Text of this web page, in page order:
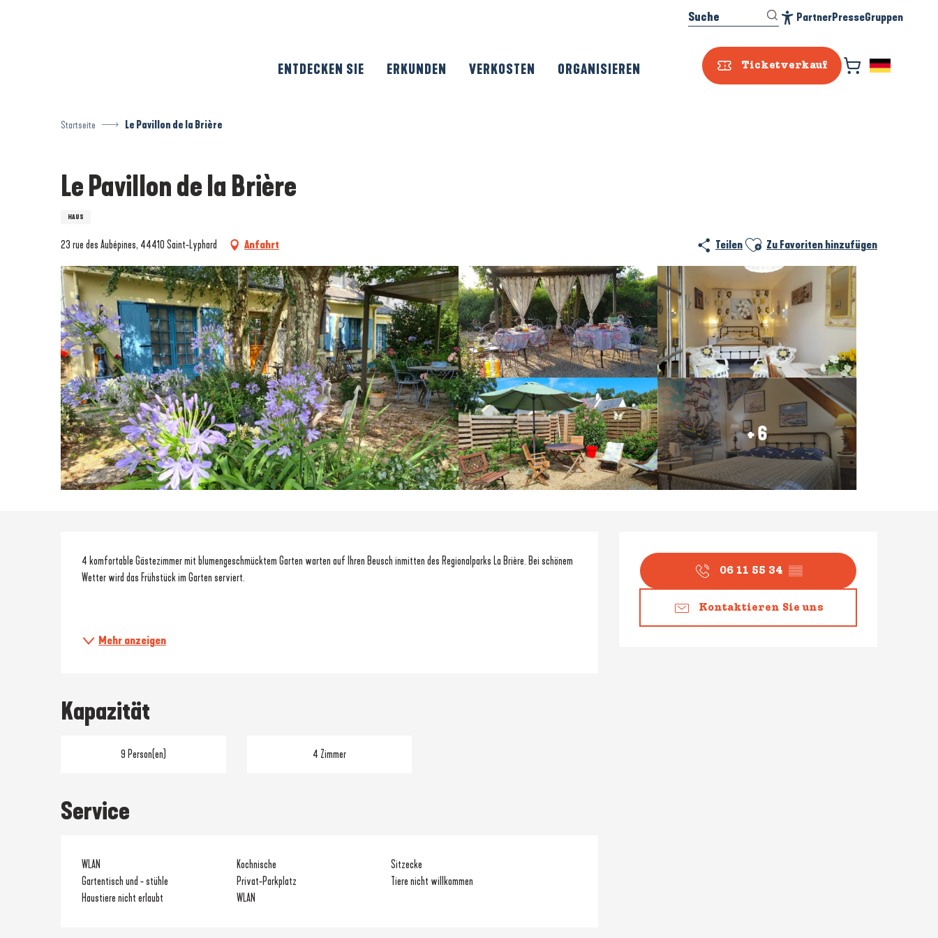
Ticketverkauf
Suche PartnerPresseGruppen
ENTDECKEN SIE ERKUNDEN VERKOSTEN ORGANISIEREN
Startseite Le Pavillon de la Brière
Le Pavillon de la Brière
HAUS
23 rue des Aubépines, 44410 Saint-Lyphard Anfahrt Teilen Ajouter aux favoris
Zu Favoriten hinzufügen
+ 6
Öffnungszeiten &
06 11 55 34 ▒▒
Kontaktieren Sie uns
Beschreibung
4 komfortable Gästezimmer mit blumengeschmücktem Garten warten auf Ihren Beusch inmitten des Regionalparks La Brière. Bei schönem
Wetter wird das Frühstück im Garten serviert.
Mehr anzeigen
Kapazität
9 Person(en) 4 Zimmer
Service
WLAN Kochnische
Sitzecke
Gartentisch und - stühle
Privat-Parkplatz
Tiere nicht willkommen
Haustiere nicht erlaubt
WLAN